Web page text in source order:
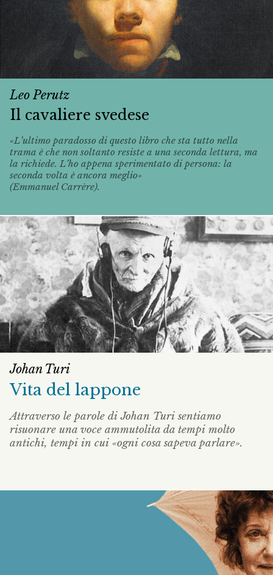
Leo Perutz
Il cavaliere svedese
«L’ultimo paradosso di questo libro che sta tutto nella
trama è che non soltanto resiste a una seconda lettura, ma
la richiede. L’ho appena sperimentato di persona: la
seconda volta è ancora meglio»
(Emmanuel Carrère).
Johan Turi
Vita del lappone
Attraverso le parole di Johan Turi sentiamo
risuonare una voce ammutolita da tempi molto
antichi, tempi in cui «ogni cosa sapeva parlare».